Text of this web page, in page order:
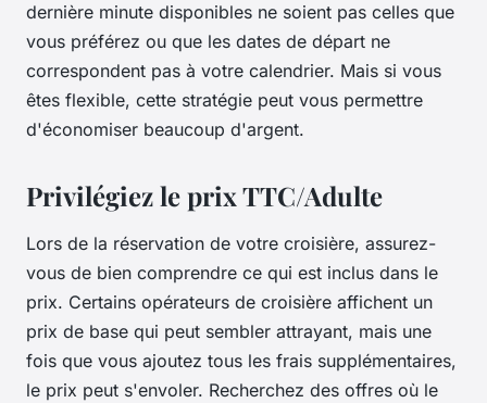
dernière minute disponibles ne soient pas celles que
vous préférez ou que les dates de départ ne
correspondent pas à votre calendrier. Mais si vous
êtes flexible, cette stratégie peut vous permettre
d'économiser beaucoup d'argent.
Privilégiez le prix TTC/Adulte
Lors de la réservation de votre croisière, assurez-
vous de bien comprendre ce qui est inclus dans le
prix. Certains opérateurs de croisière affichent un
prix de base qui peut sembler attrayant, mais une
fois que vous ajoutez tous les frais supplémentaires,
le prix peut s'envoler. Recherchez des offres où le